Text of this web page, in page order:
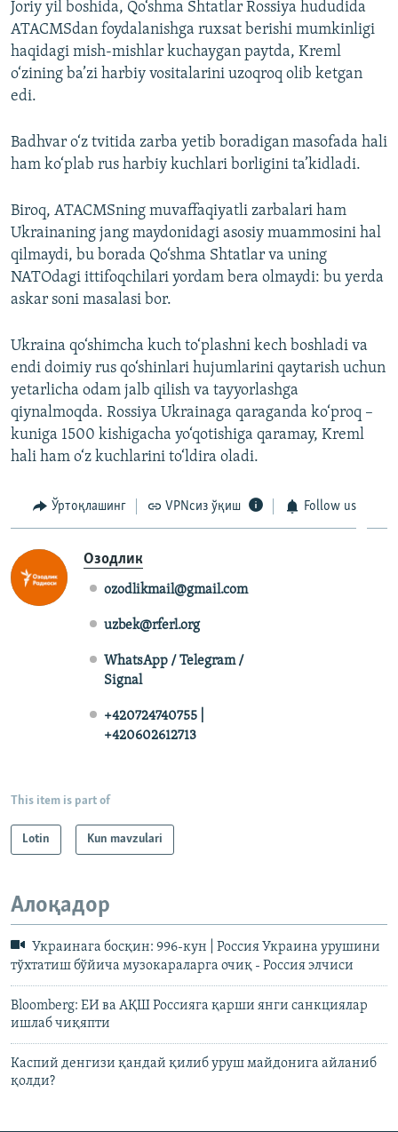
Joriy yil boshida, Qo‘shma Shtatlar Rossiya hududida
ATACMSdan foydalanishga ruxsat berishi mumkinligi
haqidagi mish-mishlar kuchaygan paytda, Kreml
o‘zining ba’zi harbiy vositalarini uzoqroq olib ketgan
edi.
Badhvar o‘z tvitida zarba yetib boradigan masofada hali
ham ko‘plab rus harbiy kuchlari borligini ta’kidladi.
Biroq, ATACMSning muvaffaqiyatli zarbalari ham
Ukrainaning jang maydonidagi asosiy muammosini hal
qilmaydi, bu borada Qo‘shma Shtatlar va uning
NATOdagi ittifoqchilari yordam bera olmaydi: bu yerda
askar soni masalasi bor.
Ukraina qo‘shimcha kuch to‘plashni kech boshladi va
endi doimiy rus qo‘shinlari hujumlarini qaytarish uchun
yetarlicha odam jalb qilish va tayyorlashga
qiynalmoqda. Rossiya Ukrainaga qaraganda ko‘proq –
kuniga 1500 kishigacha yo‘qotishiga qaramay, Kreml
hali ham o‘z kuchlarini to‘ldira oladi.
Ўртоқлашинг VPNсиз ўқиш Follow us
Озодлик
ozodlikmail@gmail.com
uzbek@rferl.org
WhatsApp / Telegram /
Signal
+420724740755 |
+420602612713
This item is part of
Lotin Kun mavzulari
Алоқадор
Украинага босқин: 996-кун | Россия Украина урушини
тўхтатиш бўйича музокараларга очиқ - Россия элчиси
Bloomberg: ЕИ ва АҚШ Россияга қарши янги санкциялар
ишлаб чиқяпти
Каспий денгизи қандай қилиб уруш майдонига айланиб
қолди?